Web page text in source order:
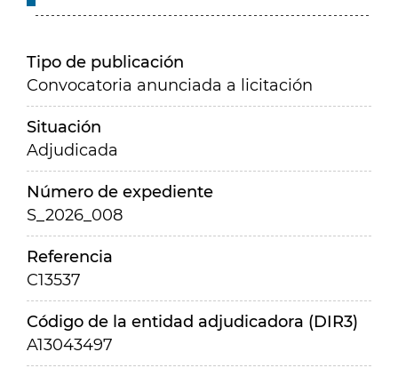
Tipo de publicación
Convocatoria anunciada a licitación
Situación
Adjudicada
Número de expediente
S_2026_008
Referencia
C13537
Código de la entidad adjudicadora (DIR3)
A13043497